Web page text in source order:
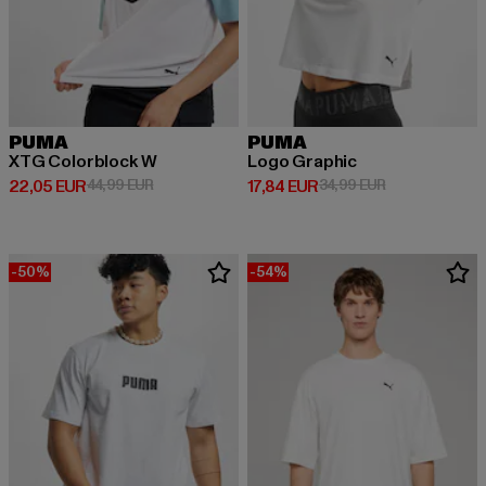
PUMA
XTG Colorblock W
22,05 EUR
Derzeitiger Preis: 22,05 EUR
44,99 EURAktionspreis: 44,99 EUR
PUMA
Logo Graphic
17,84 EUR
Derzeitiger Preis: 17,84 EUR
34,99 EURAktionspreis:
-50% -54%